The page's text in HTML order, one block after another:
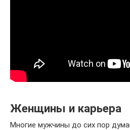
Женщины и карьера
Многие мужчины до сих пор